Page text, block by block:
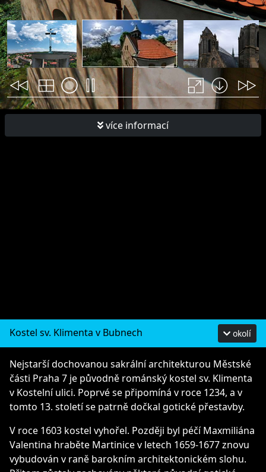
více informací
Kostel sv. Klimenta v Bubnech okolí
Nejstarší dochovanou sakrální architekturou Městské
části Praha 7 je původně románský kostel sv. Klimenta
v Kostelní ulici. Poprvé se připomíná v roce 1234, a v
tomto 13. století se patrně dočkal gotické přestavby.
V roce 1603 kostel vyhořel. Později byl péčí Maxmiliána
Valentina hraběte Martinice v letech 1659-1677 znovu
vybudován v raně barokním architektonickém slohu.